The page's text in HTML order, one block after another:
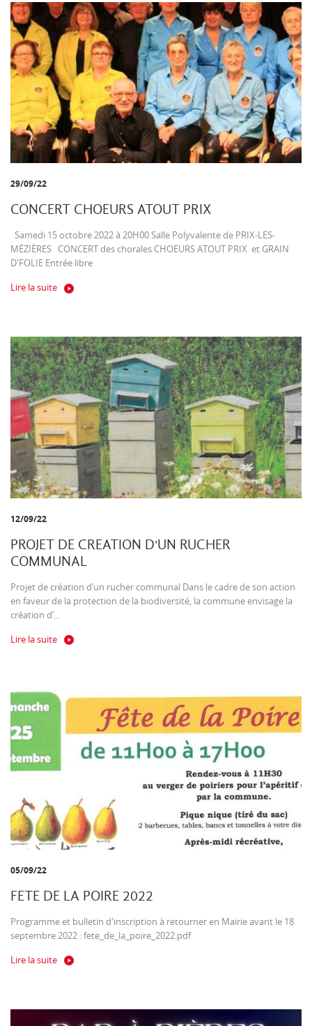
29/09/22
CONCERT CHOEURS ATOUT PRIX
Samedi 15 octobre 2022 à 20H00 Salle Polyvalente de PRIX-LES-
MÉZIÈRES CONCERT des chorales CHOEURS ATOUT PRIX et GRAIN
D'FOLIE Entrée libre
Lire la suite
12/09/22
PROJET DE CREATION D'UN RUCHER
COMMUNAL
Projet de création d’un rucher communal Dans le cadre de son action
en faveur de la protection de la biodiversité, la commune envisage la
création d’...
Lire la suite
05/09/22
FETE DE LA POIRE 2022
Programme et bulletin d'inscription à retourner en Mairie avant le 18
septembre 2022 : fete_de_la_poire_2022.pdf
Lire la suite